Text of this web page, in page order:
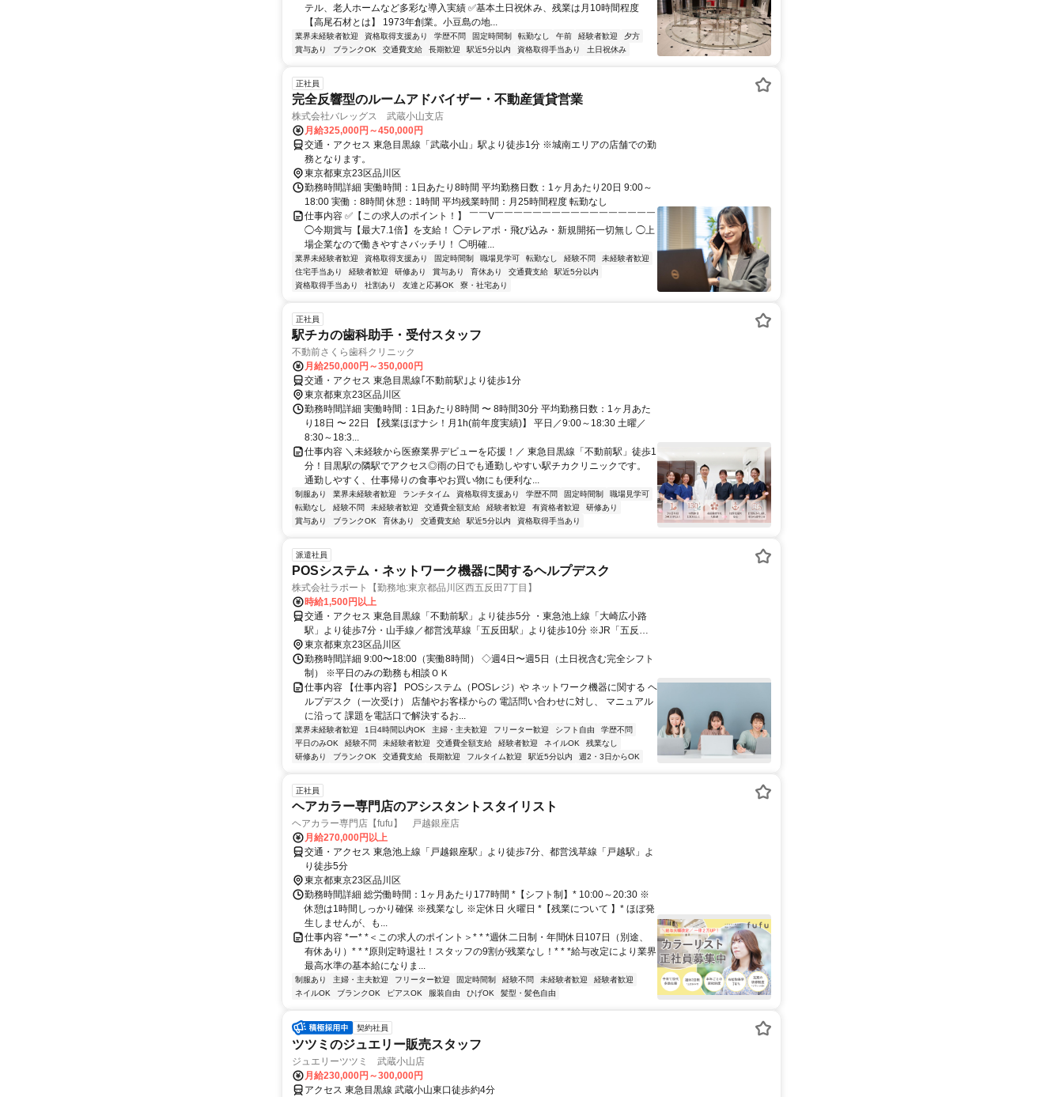
テル、老人ホームなど多彩な導入実績 ✅基本土日祝休み、残業は月10時間程度
【高尾石材とは】 1973年創業。小豆島の地...
業界未経験者歓迎 資格取得支援あり 学歴不問 固定時間制 転勤なし 午前 経験者歓迎
夕方
賞与あり
ブランクOK 交通費支給 長期歓迎 駅近5分以内 資格取得手当あり 土日祝休み
正社員
完全反響型のルームアドバイザー・不動産賃貸営業
株式会社バレッグス 武蔵小山支店
月給325,000円～450,000円
交通・アクセス 東急目黒線「武蔵小山」駅より徒歩1分 ※城南エリアの店舗での勤
務となります。
東京都東京23区品川区
勤務時間詳細 実働時間：1日あたり8時間 平均勤務日数：1ヶ月あたり20日 9:00～
18:00 実働：8時間 休憩：1時間 平均残業時間：月25時間程度 転勤なし
仕事内容 ✅【この求人のポイント！】 ￣￣V￣￣￣￣￣￣￣￣￣￣￣￣￣￣￣￣￣
◯今期賞与【最大7.1倍】を支給！ ◯テレアポ・飛び込み・新規開拓一切無し ◯上
場企業なので働きやすさバッチリ！ ◯明確...
業界未経験者歓迎 資格取得支援あり 固定時間制 職場見学可 転勤なし 経験不問
未経験者歓迎
住宅手当あり
経験者歓迎 研修あり 賞与あり 育休あり 交通費支給
駅近5分以内
資格取得手当あり
社割あり 友達と応募OK 寮・社宅あり
正社員
駅チカの歯科助手・受付スタッフ
不動前さくら歯科クリニック
月給250,000円～350,000円
交通・アクセス 東急目黒線｢不動前駅｣より徒歩1分
東京都東京23区品川区
勤務時間詳細 実働時間：1日あたり8時間 〜 8時間30分 平均勤務日数：1ヶ月あた
り18日 〜 22日 【残業ほぼナシ！月1h(前年度実績)】 平日／9:00～18:30 土曜／
8:30～18:3...
仕事内容 ＼未経験から医療業界デビューを応援！／ 東急目黒線「不動前駅」徒歩1
分！目黒駅の隣駅でアクセス◎雨の日でも通勤しやすい駅チカクリニックです。
通勤しやすく、仕事帰りの食事やお買い物にも便利な...
制服あり 業界未経験者歓迎 ランチタイム 資格取得支援あり 学歴不問 固定時間制
職場見学可
転勤なし
経験不問 未経験者歓迎 交通費全額支給 経験者歓迎 有資格者歓迎
研修あり
賞与あり
ブランクOK 育休あり 交通費支給 駅近5分以内 資格取得手当あり
派遣社員
POSシステム・ネットワーク機器に関するヘルプデスク
株式会社ラポート【勤務地:東京都品川区西五反田7丁目】
時給1,500円以上
交通・アクセス 東急目黒線「不動前駅」より徒歩5分 ・東急池上線「大崎広小路
駅」より徒歩7分・山手線／都営浅草線「五反田駅」より徒歩10分 ※JR「五反田
駅」より無料シャトルバスあり
東京都東京23区品川区
勤務時間詳細 9:00〜18:00（実働8時間） ◇週4日〜週5日（土日祝含む完全シフト
制） ※平日のみの勤務も相談ＯＫ
仕事内容 【仕事内容】 POSシステム（POSレジ）や ネットワーク機器に関する ヘ
ルプデスク（一次受け） 店舗やお客様からの 電話問い合わせに対し、 マニュアル
に沿って 課題を電話口で解決するお...
業界未経験者歓迎 1日4時間以内OK 主婦・主夫歓迎 フリーター歓迎 シフト自由
学歴不問
平日のみOK
経験不問 未経験者歓迎 交通費全額支給 経験者歓迎 ネイルOK
残業なし
研修あり
ブランクOK 交通費支給 長期歓迎 フルタイム歓迎 駅近5分以内 週2・3日からOK
正社員
ヘアカラー専門店のアシスタントスタイリスト
ヘアカラー専門店【fufu】 戸越銀座店
月給270,000円以上
交通・アクセス 東急池上線「戸越銀座駅」より徒歩7分、都営浅草線「戸越駅」よ
り徒歩5分
東京都東京23区品川区
勤務時間詳細 総労働時間：1ヶ月あたり177時間 *【シフト制】* 10:00～20:30 ※
休憩は1時間しっかり確保 ※残業なし ※定休日 火曜日 *【残業について 】* ほぼ発
生しませんが、も...
仕事内容 *ー* *＜この求人のポイント＞* * *週休二日制・年間休日107日（別途、
有休あり）* * *原則定時退社！スタッフの9割が残業なし！* * *給与改定により業界
最高水準の基本給になりま...
制服あり 主婦・主夫歓迎 フリーター歓迎 固定時間制 経験不問 未経験者歓迎
経験者歓迎
ネイルOK
ブランクOK ピアスOK 服装自由 ひげOK 髪型・髪色自由
契約社員
ツツミのジュエリー販売スタッフ
ジュエリーツツミ 武蔵小山店
月給230,000円～300,000円
アクセス 東急目黒線 武蔵小山東口徒歩約4分